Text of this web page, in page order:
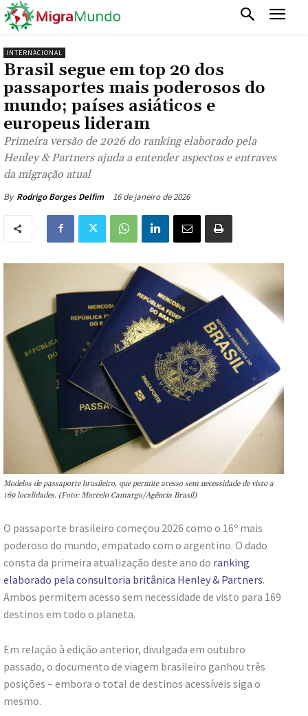
INTERNACIONAL
Brasil segue em top 20 dos
passaportes mais poderosos do
mundo; países asiáticos e
europeus lideram
Primeira versão de 2026 do ranking elaborado pela
Henley & Partners ajuda a entender aspectos e entraves
da migração atual
By Rodrigo Borges Delfim 16 de janeiro de 2026
Modelos de passaporte brasileiro, que permite acesso sem necessidade de visto a
169 localidades. (Foto: Marcelo Camargo/Agência Brasil)
O passaporte brasileiro começou 2026 como o 16º mais
poderoso do mundo, empatado com o argentino. O dado
consta da primeira atualização deste ano do ranking
elaborado pela consultoria britânica Henley & Partners.
Ambos permitem acesso sem necessidade de visto para 169
destinos em todo o planeta.
Em relação à edição anterior, divulgada em outubro
passado, o documento de viagem brasileiro ganhou três
posições – embora o total de destinos acessíveis siga o
mesmo.